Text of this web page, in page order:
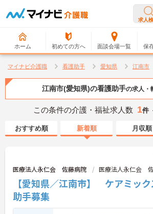
求人
ホーム 初めての方へ 面談会場一覧 保
マイナビ介護職 看護助手 愛知県 江南市
江南市(愛知県)の看護助手の求人・
この条件の介護・福祉求人数 1件
おすすめ順 新着順 月収順
医療法人永仁会 佐藤病院 医療法人永仁会
【愛知県／江南市】 ケアミッ
助手募集